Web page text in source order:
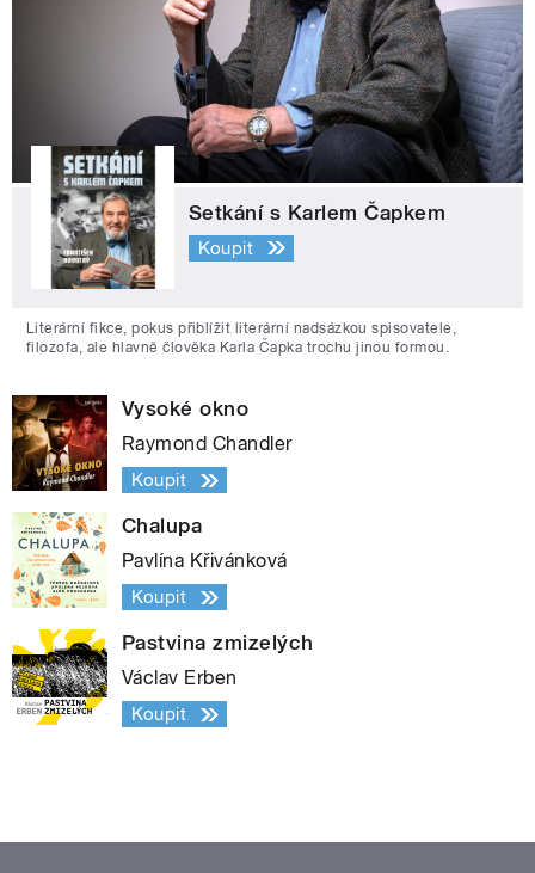
Setkání s Karlem Čapkem
Koupit
Literární fikce, pokus přiblížit literární nadsázkou spisovatele,
filozofa, ale hlavně člověka Karla Čapka trochu jinou formou.
Vysoké okno
Raymond Chandler
Koupit
Chalupa
Pavlína Křivánková
Koupit
Pastvina zmizelých
Václav Erben
Koupit